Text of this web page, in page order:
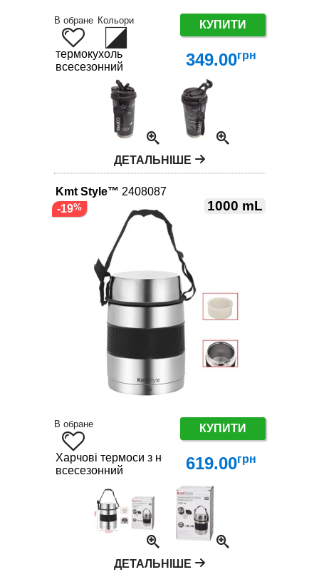
В обране Кольори КУПИТИ
термокухоль
всесезонний
349.00грн
ДЕТАЛЬНІШЕ
Kmt Style™ 2408087
1000 mL
В обране КУПИТИ
Харчові термоси з нержавіючої сталі – на
всесезонний
619.00грн
-19
ДЕТАЛЬНІШЕ